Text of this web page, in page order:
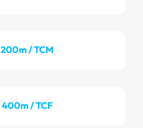
200m / TCM
400m / TCF